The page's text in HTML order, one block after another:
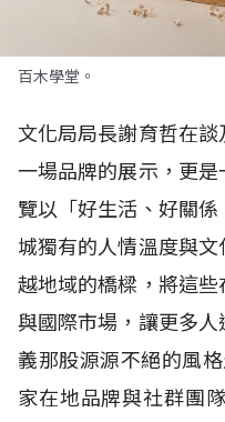
百木學堂。
文化局局長謝育哲在
一場品牌的展示，更
覽以「好生活、好關
城獨有的人情溫度與
越地域的橋樑，將這
與國際市場，讓更多
義那股源源不絕的風
家在地品牌與社群團